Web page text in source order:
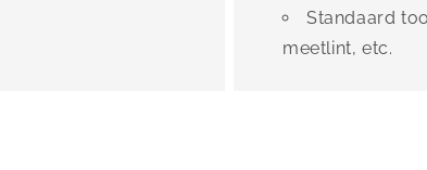
Standaard
meetlint, etc.